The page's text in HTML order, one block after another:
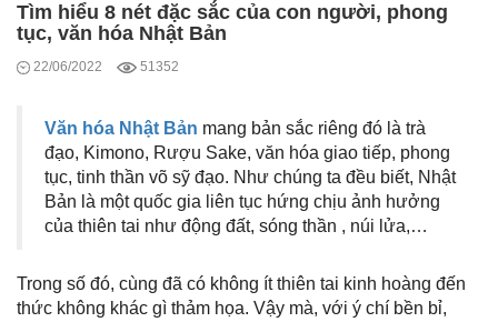
Tìm hiểu 8 nét đặc sắc của con người, phong
tục, văn hóa Nhật Bản
22/06/2022 51352
Văn hóa Nhật Bản mang bản sắc riêng đó là trà
đạo, Kimono, Rượu Sake, văn hóa giao tiếp, phong
tục, tinh thần võ sỹ đạo. Như chúng ta đều biết, Nhật
Bản là một quốc gia liên tục hứng chịu ảnh hưởng
của thiên tai như động đất, sóng thần , núi lửa,…
Trong số đó, cùng đã có không ít thiên tai kinh hoàng đến
thức không khác gì thảm họa. Vậy mà, với ý chí bền bỉ,